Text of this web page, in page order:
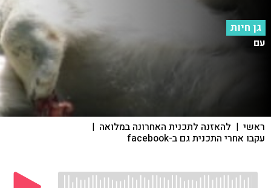
גן חיות
עם
ראשי | להאזנה לתכנית האחרונה במלואה |
עקבו אחרי התכנית גם ב-facebook